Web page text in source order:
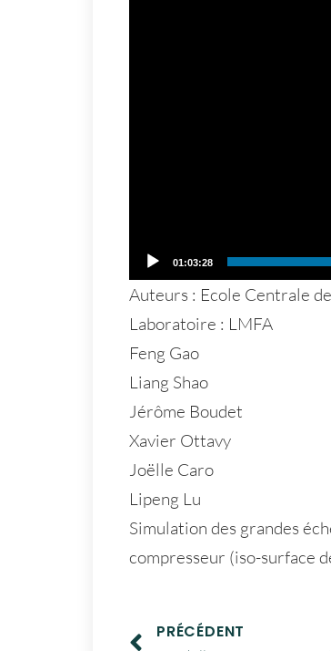
01:03:28
Auteurs : Ecole Centrale
Laboratoire : LMFA
Feng Gao
Liang Shao
Jérôme Boudet
Xavier Ottavy
Joëlle Caro
Lipeng Lu
Simulation des grandes
compresseur (iso-surface
PRÉCÉDENT